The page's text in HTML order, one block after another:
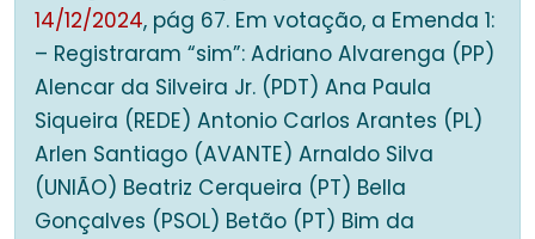
14/12/2024, pág 67. Em votação, a Emenda 1:
– Registraram “sim”: Adriano Alvarenga (PP)
Alencar da Silveira Jr. (PDT) Ana Paula
Siqueira (REDE) Antonio Carlos Arantes (PL)
Arlen Santiago (AVANTE) Arnaldo Silva
(UNIÃO) Beatriz Cerqueira (PT) Bella
Gonçalves (PSOL) Betão (PT) Bim da